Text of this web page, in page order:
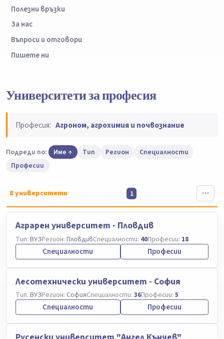
Полезни връзки
За нас
Въпроси и отговори
Пишете ни
Университети за професия
Професия: Агроном, агрохимия и почвознание
Подреди по: Име Тип Регион
Специалности
Професии
8университети 1
Аграрен университет - Пловдив
Тип: ВУЗРегион: ПловдивСпециалности: 40Професии: 18
Специалности Професии
Лесотехнически университет - София
Тип: ВУЗРегион: СофияСпециалности: 36Професии: 5
Специалности Професии